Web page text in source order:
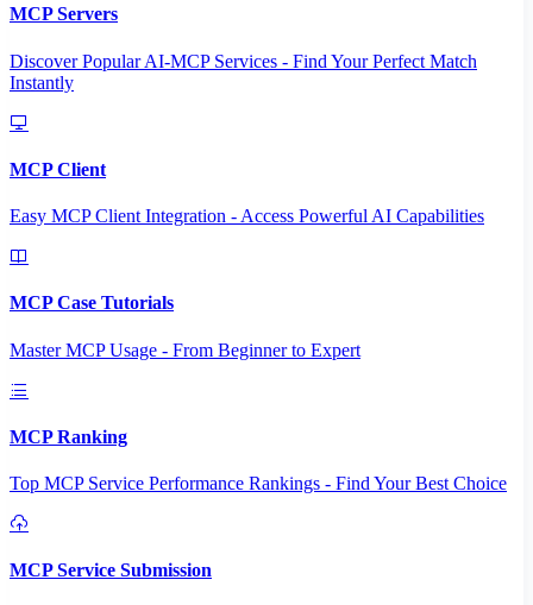
MCP Servers
Discover Popular AI-MCP Services - Find Your Perfect Match
Instantly
MCP Client
Easy MCP Client Integration - Access Powerful AI Capabilities
MCP Case Tutorials
Master MCP Usage - From Beginner to Expert
MCP Ranking
Top MCP Service Performance Rankings - Find Your Best Choice
MCP Service Submission